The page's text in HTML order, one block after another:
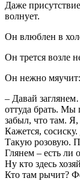
Даже
волнует.
Он влюблен в
Он трется возле
Он нежно мяучит:
– Давай
оттуда брать. Мы
забыл, что там. Я,
Кажется,
Такую розовую.
Глянем – есть
Ну кто здесь
Кто там рычит?